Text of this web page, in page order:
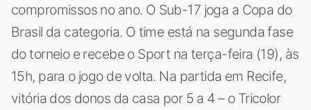
compromissos no ano. O Sub-17 joga a Copa do
Brasil da categoria. O time está na segunda fase
do torneio e recebe o Sport na terça-feira (19), às
15h, para o jogo de volta. Na partida em Recife,
vitória dos donos da casa por 5 a 4 – o Tricolor